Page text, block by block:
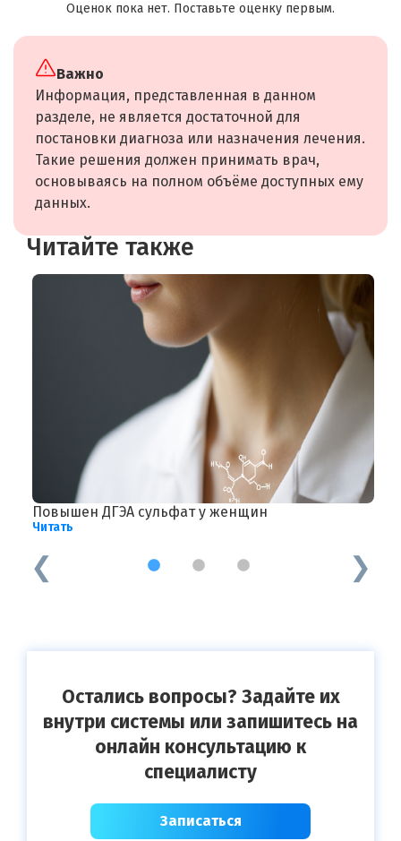
Оценок пока нет. Поставьте оценку первым.
Важно
Информация, представленная в данном
разделе, не является достаточной для
постановки диагноза или назначения лечения.
Такие решения должен принимать врач,
основываясь на полном объёме доступных ему
данных.
Читайте также
Повышен ДГЭА сульфат у женщин
Читать
1 2 3
Остались вопросы? Задайте их
внутри системы или запишитесь на
онлайн консультацию к
специалисту
Записаться